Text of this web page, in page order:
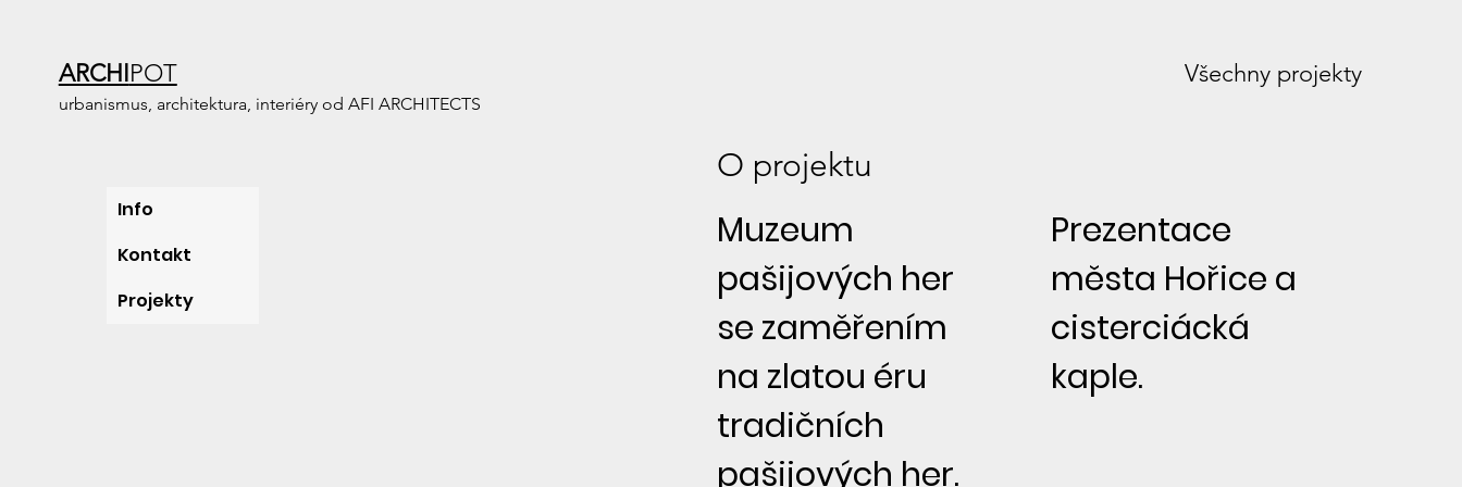
O projektu
Muzeum
pašijových her
se zaměřením
na zlatou éru
tradičních
pašijových her.
Prezentace
města Hořice a
cisterciácká
kaple.
ARCHIPOT
urbanismus, architektura, interiéry od AFI ARCHITECTS
Všechny projekty
Info
Kontakt
Projekty